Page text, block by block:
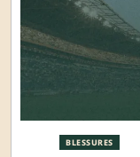
BLESSURES